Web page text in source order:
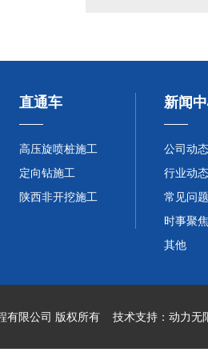
直通车
高压旋喷桩施工
定向钻施工
陕西非开挖施工
新闻
公司动态
行业动态
常见问题
时事聚焦
其他
有限公司 版权所有 技术支持： 动力无